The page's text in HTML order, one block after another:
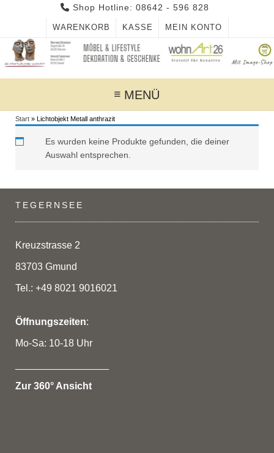
Shop Hotline: 08642 - 596 828
WARENKORB KASSE MEIN KONTO
MENÜ
Start » Lichtobjekt Metall anthrazit
Es wurden keine Produkte gefunden, die deiner
Auswahl entsprechen.
TEGERNSEE
Kreuzstrasse 2
83703 Gmund
Tel.: +49 8021 9016021
Öffnungszeiten:
Mo-Sa: 10-18 Uhr
Zur 360° Ansicht